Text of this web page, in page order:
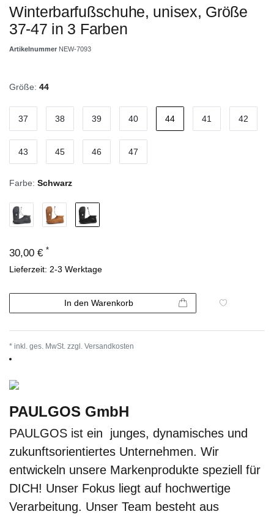
Winterbarfußschuhe, unisex, Größe
37-47 in 3 Farben
Artikelnummer NEW-7093
Größe: 44
37 38 39 40 44 41 42
43 45 46 47
Farbe: Schwarz
30,00 € *
Lieferzeit: 2-3 Werktage
In den Warenkorb
* inkl. ges. MwSt. zzgl. Versandkosten
PAULGOS GmbH
PAULGOS ist ein junges, dynamisches und
zukunftsorientiertes Unternehmen. Wir
entwickeln unsere Markenprodukte speziell für
DICH! Unser Fokus liegt auf hochwertige
Verarbeitung. Unser Team besteht aus